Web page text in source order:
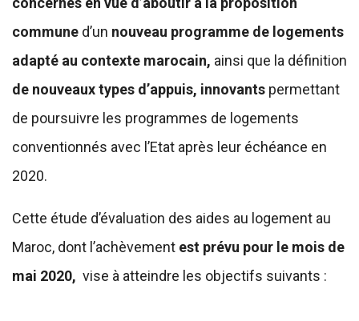
commune d’un nouveau programme de logements
adapté au contexte marocain, ainsi que la définition
de nouveaux types d’appuis, innovants permettant
de poursuivre les programmes de logements
conventionnés avec l’Etat après leur échéance en
2020.
Cette étude d’évaluation des aides au logement au
Maroc, dont l’achèvement est prévu pour le mois de
mai 2020, vise à atteindre les objectifs suivants :